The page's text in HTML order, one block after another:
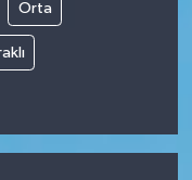
Orta